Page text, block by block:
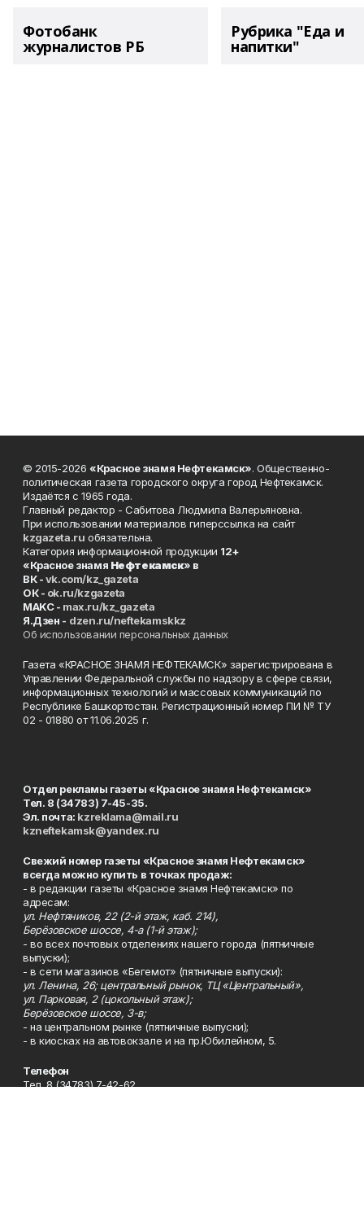
Фотобанк
журналистов РБ
Рубрика "Еда и
напитки"
© 2015-2026 «Красное знамя Нефтекамск». Общественно-
политическая газета городского округа город Нефтекамск.
Издаётся с 1965 года.
Главный редактор - Сабитова Людмила Валерьяновна.
При использовании материалов гиперссылка на сайт
kzgazeta.ru обязательна.
Категория информационной продукции 12+
«Красное знамя Нефтекамск» в
ВК -vk.com/kz_gazeta
ОК - ok.ru/kzgazeta
MAKC - max.ru/kz_gazeta
Я.Дзен - dzen.ru/neftekamskkz
Об использовании персональных данных
Газета «КРАСНОЕ ЗНАМЯ НЕФТЕКАМСК» зарегистрирована в
Управлении Федеральной службы по надзору в сфере связи,
информационных технологий и массовых коммуникаций по
Республике Башкортостан. Регистрационный номер ПИ № ТУ
02 - 01880 от 11.06.2025 г.
Отдел рекламы газеты «Красное знамя Нефтекамск»
Тел. 8 (34783) 7-45-35.
Эл. почта: kzreklama@mail.ru
kzneftekamsk@yandex.ru
Свежий номер газеты «Красное знамя Нефтекамск»
всегда можно купить в точках продаж:
- в редакции газеты «Красное знамя Нефтекамск» по
адресам:
ул. Нефтяников, 22 (2-й этаж, каб. 214),
Берёзовское шоссе, 4-а (1-й этаж);
- во всех почтовых отделениях нашего города (пятничные
выпуски);
- в сети магазинов «Бегемот» (пятничные выпуски):
ул. Ленина, 26; центральный рынок, ТЦ «Центральный»,
ул. Парковая, 2 (цокольный этаж);
Берёзовское шоссе, 3-в;
- на центральном рынке (пятничные выпуски);
- в киосках на автовокзале и на пр.Юбилейном, 5.
Телефон
Тел. 8 (34783) 7-42-62.